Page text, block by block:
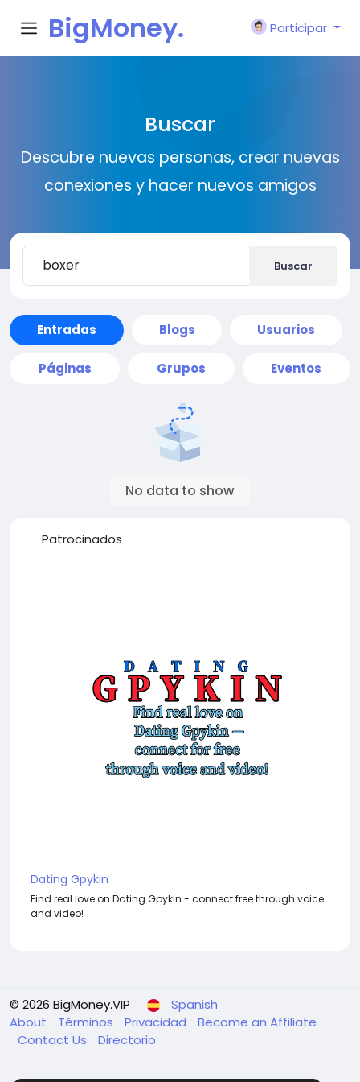
BigMoney.
Participar
Buscar
Descubre nuevas personas, crear nuevas
conexiones y hacer nuevos amigos
Buscar
Entradas Blogs Usuarios
Páginas Grupos Eventos
No data to show
Patrocinados
Dating Gpykin
Find real love on Dating Gpykin - connect free through voice
and video!
© 2026 BigMoney.VIP
Spanish
About
Términos Privacidad
Become an Affiliate
Contact Us
Directorio